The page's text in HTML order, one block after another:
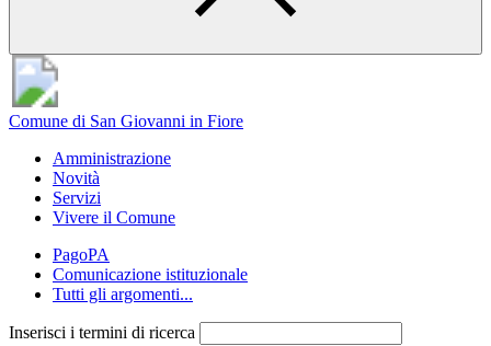
Comune di San Giovanni in Fiore
Amministrazione
Novità
Servizi
Vivere il Comune
PagoPA
Comunicazione istituzionale
Tutti gli argomenti...
Inserisci i termini di ricerca